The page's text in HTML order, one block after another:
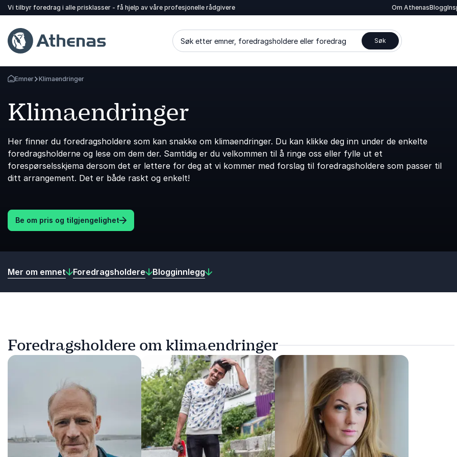
Vi tilbyr foredrag i alle prisklasser - få hjelp av våre profesjonelle rådgivere Om AthenasBlogg
Søk etter emner, foredragsholdere eller foredrag Søk
Gå tilbake til startsiden
Emner Klimaendringer
Klimaendringer
Her finner du foredragsholdere som kan snakke om klimaendringer. Du kan klikke deg inn under de enkelte
foredragsholderne og lese om dem der. Samtidig er du velkommen til å ringe oss eller fylle ut et
forespørselsskjema dersom det er lettere for deg at vi kommer med forslag til foredragsholdere som passer til
ditt arrangement. Det er både raskt og enkelt!
Be om pris og tilgjengelighet
Mer om emnet Foredragsholdere Blogginnlegg
Foredragsholdere om klimaendringer